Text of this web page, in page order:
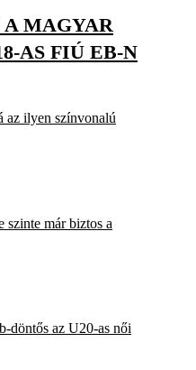
A MAGYAR
AS FIÚ EB-N
az ilyen színvonalú
már biztos a
döntős az U20-as női